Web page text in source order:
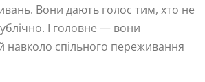
Вони дають голос тим, хто не
І головне — вони
навколо спільного переживання